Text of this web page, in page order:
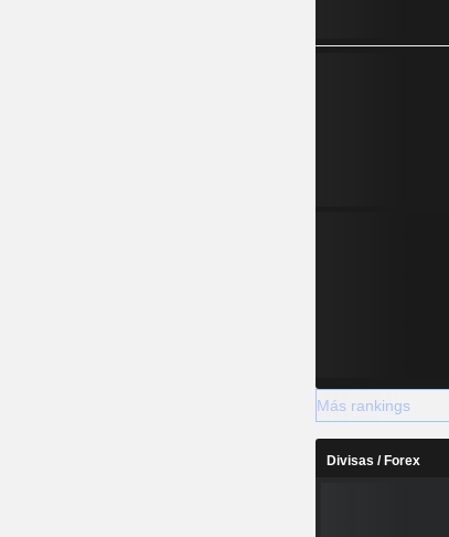
Más rankings
Divisas / Forex